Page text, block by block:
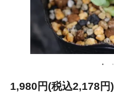
1,980円(税込2,178円)